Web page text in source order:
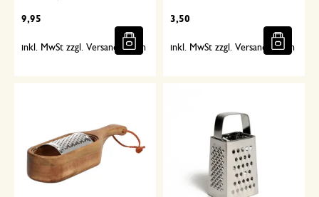
9,95
inkl. MwSt zzgl. Versandkosten
3,50
inkl. MwSt zzgl. Versandkosten